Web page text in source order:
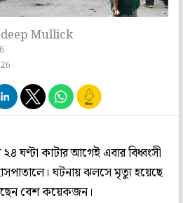
Mullick
২৪ ঘণ্টা কাটার আগেই এবার বিধ্বংসী
ঘটনায় ঝলসে মৃত্যু হয়েছে
বেশ কয়েকজন।